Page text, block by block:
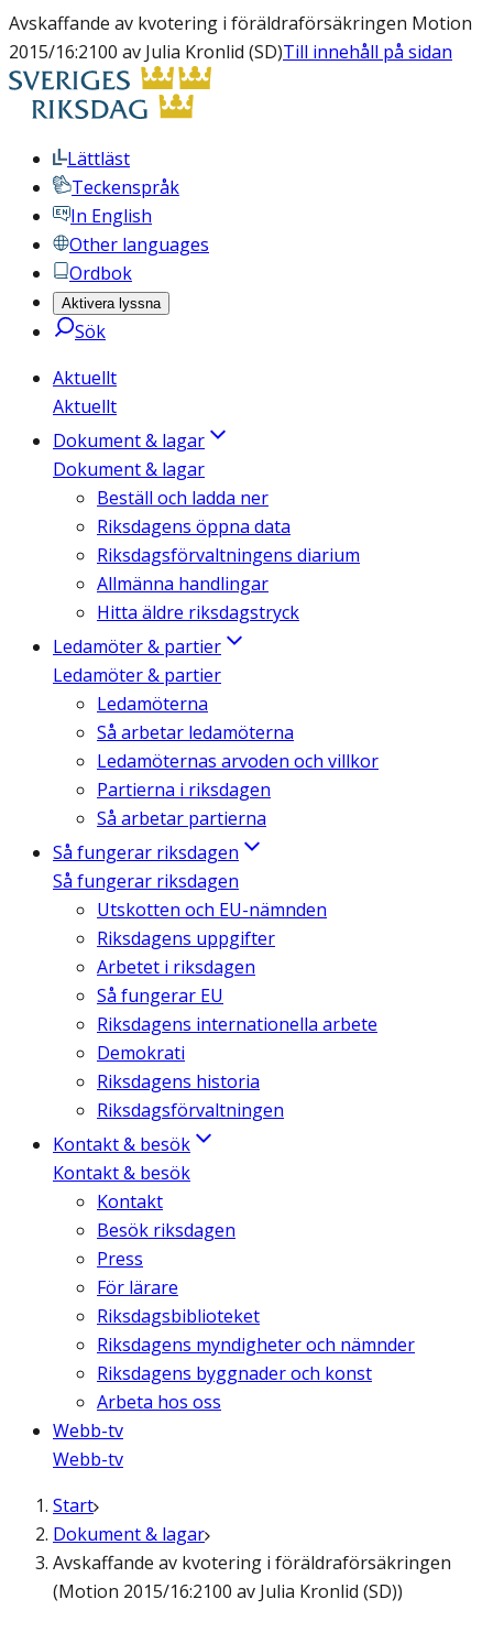
Avskaffande av kvotering i föräldraförsäkringen Motion
2015/16:2100 av Julia Kronlid (SD)Till innehåll på sidan
Lättläst
Teckenspråk
In English
Other languages
Ordbok
Aktivera lyssna
Sök
Aktuellt
Aktuellt
Dokument & lagar
Dokument & lagar
Beställ och ladda ner
Riksdagens öppna data
Riksdagsförvaltningens diarium
Allmänna handlingar
Hitta äldre riksdagstryck
Ledamöter & partier
Ledamöter & partier
Ledamöterna
Så arbetar ledamöterna
Ledamöternas arvoden och villkor
Partierna i riksdagen
Så arbetar partierna
Så fungerar riksdagen
Så fungerar riksdagen
Utskotten och EU-nämnden
Riksdagens uppgifter
Arbetet i riksdagen
Så fungerar EU
Riksdagens internationella arbete
Demokrati
Riksdagens historia
Riksdagsförvaltningen
Kontakt & besök
Kontakt & besök
Kontakt
Besök riksdagen
Press
För lärare
Riksdagsbiblioteket
Riksdagens myndigheter och nämnder
Riksdagens byggnader och konst
Arbeta hos oss
Webb-tv
Webb-tv
Start
Dokument & lagar
Avskaffande av kvotering i föräldraförsäkringen
(Motion 2015/16:2100 av Julia Kronlid (SD))